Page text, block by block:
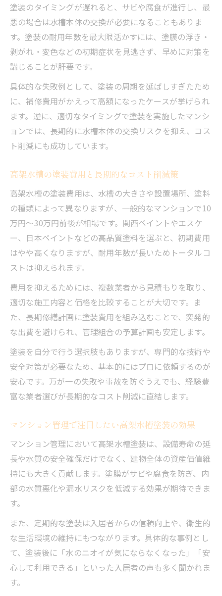
塗装のタイミングが遅れると、サビや腐食が進行し、最
悪の場合は水槽本体の交換が必要になることもありま
す。塗装の耐用年数を最大限活かすには、塗膜の浮き・
剥がれ・変色などの初期症状を見逃さず、早めに対策を
講じることが肝要です。
具体的な失敗例として、塗装の周期を延ばしすぎたため
に、補修費用がかえって高額になったケースが挙げられ
ます。逆に、適切なタイミングで塗装を実施したマンシ
ョンでは、長期的に水槽本体の交換リスクを抑え、コス
ト削減にも成功しています。
高架水槽の塗装費用と長期的なコスト削減策
高架水槽の塗装費用は、水槽の大きさや設置場所、塗料
の種類によって異なりますが、一般的なマンションで10
万円～30万円前後が相場です。関西ペイントやエスケ
ー、日本ペイントなどの高品質塗料を選ぶと、初期費用
はやや高くなりますが、耐用年数が長いためトータルコ
ストは抑えられます。
費用を抑えるためには、複数業者から見積もりを取り、
適切な施工内容と価格を比較することが大切です。ま
た、長期修繕計画に塗装費用を組み込むことで、突発的
な出費を避けられ、管理組合の予算計画も安定します。
塗装を自分で行う選択肢もありますが、専門的な技術や
安全対策が必要なため、基本的にはプロに依頼するのが
安心です。万が一の失敗や事故を防ぐうえでも、経験豊
富な業者選びが長期的なコスト削減に直結します。
マンション管理で注目したい高架水槽塗装の効果
マンション管理において高架水槽塗装は、設備寿命の延
長や水質の安全確保だけでなく、建物全体の資産価値維
持にも大きく貢献します。塗膜がサビや腐食を防ぎ、内
部の水質悪化や漏水リスクを低減する効果が期待できま
す。
また、定期的な塗装は入居者からの信頼向上や、衛生的
な生活環境の維持にもつながります。具体的な事例とし
て、塗装後に「水のニオイが気にならなくなった」「安
心して利用できる」といった入居者の声も多く聞かれま
す。